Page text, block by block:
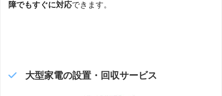
障でもすぐに対応できます。
大型家電の設置・回収サービス